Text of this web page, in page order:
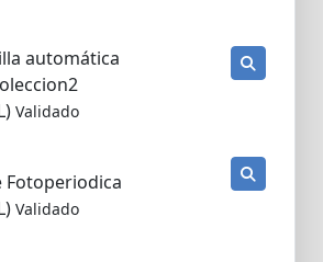
automática
Validado
Fotoperiodica
Validado